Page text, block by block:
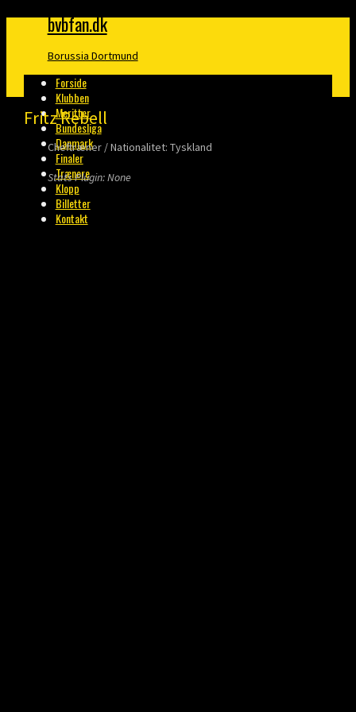
bvbfan.dk
Borussia Dortmund
Forside
Klubben
Meritter
Bundesliga
Danmark
Finaler
Trænere
Klopp
Billetter
Kontakt
Fritz Rebell
Cheftræner / Nationalitet: Tyskland
Stats Plugin: None